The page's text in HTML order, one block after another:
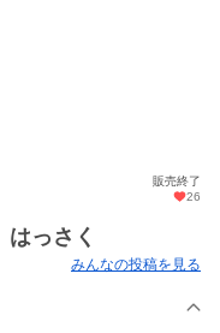
販売終了
26
っさく
みんなの投稿を見る